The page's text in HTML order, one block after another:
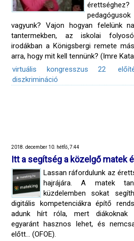
vagyunk? Vajon hogyan felelünk
tantermekben, az iskolai
irodákban a Königsbergi remete
arra, hogy mit kell tennünk? (Imre
virtuális kongresszus 22
diszkrimináció
2018. december 10. hétfő, 7:44
Itt a segítség a közelgő matek
Lassan ráfordulunk az
hajrájára. A matek
küzdelemben sokat
digitális kompetenciákra építő
adunk hírt róla, mert diákoknak
egyaránt hasznos lehet, és
előtt… (OFOE).